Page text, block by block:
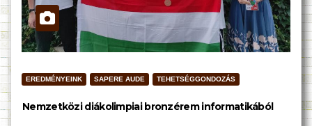
EREDMÉNYEINK SAPERE AUDE TEHETSÉGGONDOZÁS
Nemzetközi diákolimpiai bronzérem informatikából